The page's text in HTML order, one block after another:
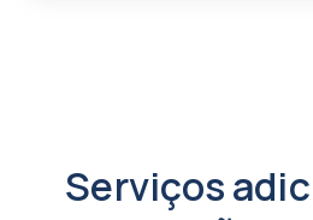
Serviços